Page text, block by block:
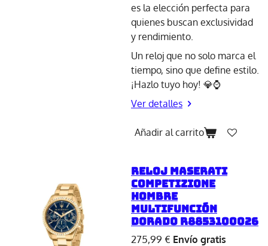
es la elección perfecta para
quienes buscan exclusividad
y rendimiento.
Un reloj que no solo marca el
tiempo, sino que define estilo.
¡Hazlo tuyo hoy! 💎⌚
Ver detalles
Añadir al carrito
Reloj Maserati
Competizione
Hombre
Multifunción
Dorado R8853100026
275,99 € Envío gratis